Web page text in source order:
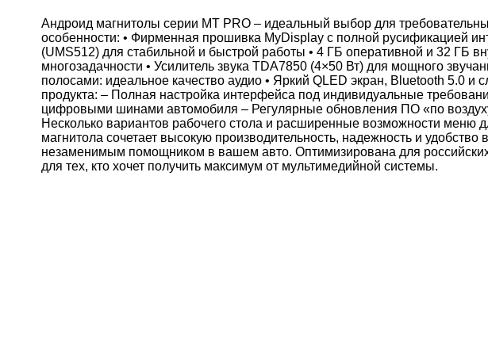
Андроид магнитолы серии MT PRO – идеальный выбор для
особенности: • Фирменная прошивка MyDisplay с полной русификацией
(UMS512) для стабильной и быстрой работы • 4 ГБ оперативной и 32 ГБ
многозадачности • Усилитель звука TDA7850 (4×50 Вт) для мощного
полосами: идеальное качество аудио • Яркий QLED экран, Bluetooth 5.0 и
продукта: – Полная настройка интерфейса под индивидуальные
цифровыми шинами автомобиля – Регулярные обновления ПО «по
Несколько вариантов рабочего стола и расширенные возможности меню
магнитола сочетает высокую производительность, надежность и удобство
незаменимым помощником в вашем авто. Оптимизирована для
для тех, кто хочет получить максимум от мультимедийной системы.